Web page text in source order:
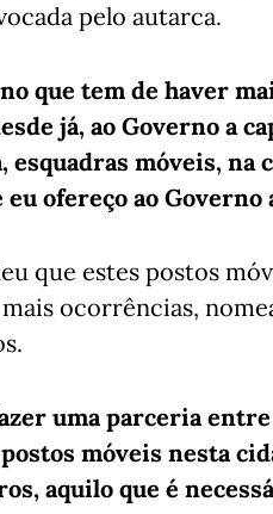
pelo autarca.
que tem de haver
já, ao Governo a
esquadras móveis, na
ofereço ao Governo
que estes postos
ocorrências,
uma parceria
móveis nesta
aquilo que é